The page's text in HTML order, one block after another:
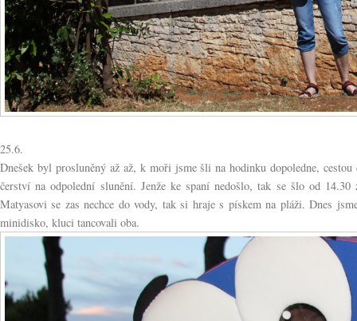
25.6.
Dnešek byl prosluněný až až, k moři jsme šli na hodinku dopoledne,
čerství na odpolední slunění. Jenže ke spaní nedošlo, tak se šlo od
Matyasovi se zas nechce do vody, tak si hraje s pískem na pláži. Dnes
minidisko, kluci tancovali oba.